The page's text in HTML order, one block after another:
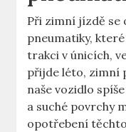
Při zimní jízdě se
pneumatiky,
trakci v únicích,
přijde léto, zimní
naše vozidlo
a suché povrchy
opotřebení